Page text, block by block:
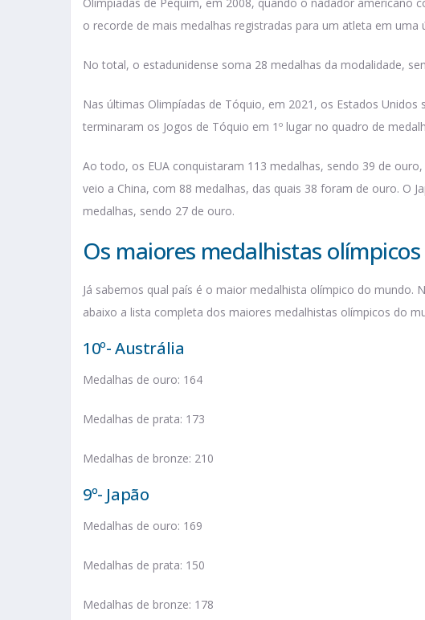
o recorde de mais medalhas registradas para um atleta em uma
No total, o estadunidense soma 28 medalhas da modalidade,
Nas últimas Olimpíadas de Tóquio, em 2021, os Estados
terminaram os Jogos de Tóquio em 1º lugar no quadro de
Ao todo, os EUA conquistaram 113 medalhas, sendo 39 de
veio a China, com 88 medalhas, das quais 38 foram de ouro. O
medalhas, sendo 27 de ouro.
Os maiores medalhistas
Já sabemos qual país é o maior medalhista olímpico do mundo.
abaixo a lista completa dos maiores medalhistas olímpicos do
10º- Austrália
Medalhas de ouro: 164
Medalhas de prata: 173
Medalhas de bronze: 210
9º- Japão
Medalhas de ouro: 169
Medalhas de prata: 150
Medalhas de bronze: 178